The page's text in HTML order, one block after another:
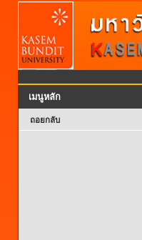
เมนูหลัก
ถอยกลับ